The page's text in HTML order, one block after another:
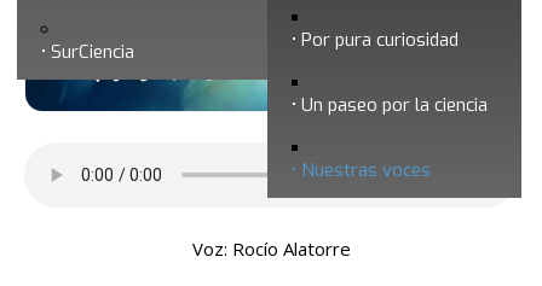
Por pura curiosidad
Un paseo por la ciencia
Nuestras voces
SurCiencia
Voz: Rocío Alatorre